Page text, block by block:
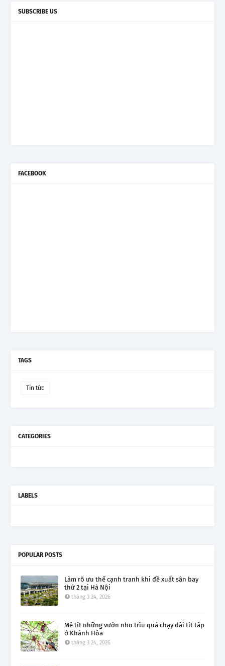
SUBSCRIBE US
FACEBOOK
TAGS
Tin tức
CATEGORIES
LABELS
POPULAR POSTS
Làm rõ ưu thế cạnh tranh khi đề xuất sân bay
thứ 2 tại Hà Nội
tháng 3 24, 2026
Mê tít những vườn nho trĩu quả chạy dài tít tắp
ở Khánh Hòa
tháng 3 24, 2026